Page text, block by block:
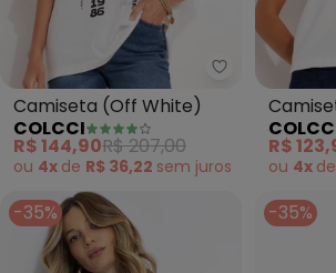
Colcci -
Camiseta (Off White)
COLCCI
R$ 144,90R$ 207,00
ou 4x de R$ 36,22 sem juros
(Bege)
R$
ou 4x de
-35% -35%